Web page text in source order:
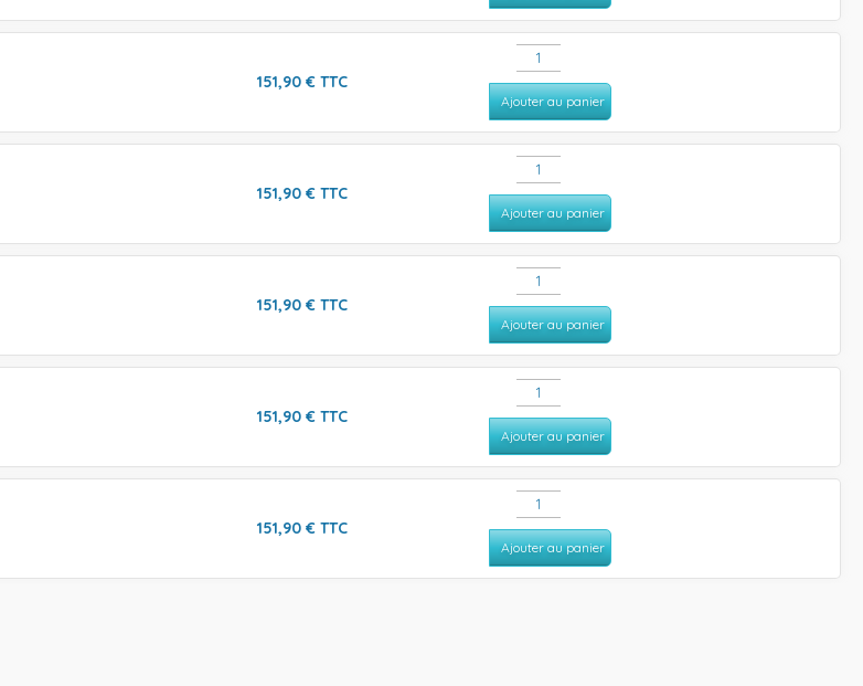
151,90 € TTC
Ajouter au panier
151,90 € TTC
Ajouter au panier
151,90 € TTC
Ajouter au panier
151,90 € TTC
Ajouter au panier
151,90 € TTC
Ajouter au panier